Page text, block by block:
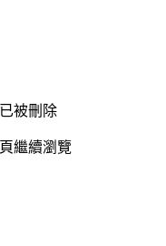
被刪除
繼續瀏覽